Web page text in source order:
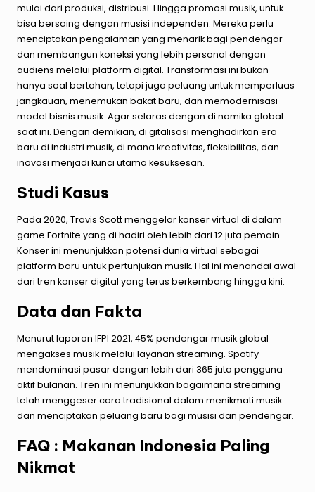
mulai dari produksi, distribusi. Hingga promosi musik, untuk
bisa bersaing dengan musisi independen. Mereka perlu
menciptakan pengalaman yang menarik bagi pendengar
dan membangun koneksi yang lebih personal dengan
audiens melalui platform digital. Transformasi ini bukan
hanya soal bertahan, tetapi juga peluang untuk memperluas
jangkauan, menemukan bakat baru, dan memodernisasi
model bisnis musik. Agar selaras dengan di namika global
saat ini. Dengan demikian, di gitalisasi menghadirkan era
baru di industri musik, di mana kreativitas, fleksibilitas, dan
inovasi menjadi kunci utama kesuksesan.
Studi Kasus
Pada 2020, Travis Scott menggelar konser virtual di dalam
game Fortnite yang di hadiri oleh lebih dari 12 juta pemain.
Konser ini menunjukkan potensi dunia virtual sebagai
platform baru untuk pertunjukan musik. Hal ini menandai awal
dari tren konser digital yang terus berkembang hingga kini.
Data dan Fakta
Menurut laporan IFPI 2021, 45% pendengar musik global
mengakses musik melalui layanan streaming. Spotify
mendominasi pasar dengan lebih dari 365 juta pengguna
aktif bulanan. Tren ini menunjukkan bagaimana streaming
telah menggeser cara tradisional dalam menikmati musik
dan menciptakan peluang baru bagi musisi dan pendengar.
FAQ : Makanan Indonesia Paling
Nikmat